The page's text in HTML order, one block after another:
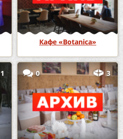
Кафе «Botanica»
1 0 3